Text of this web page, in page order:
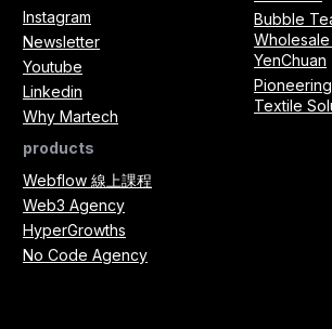
Instagram
Newsletter
Youtube
Linkedin
Why Martech
products
Webflow 線上課程
Web3 Agency
HyperGrowths
No Code Agency
Bubble
YenChuan
Textile